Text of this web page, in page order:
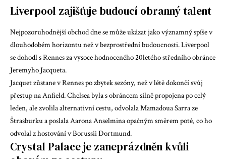
Liverpool zajišťuje budoucí obranný talent
Nejpozoruhodnější obchod dne se může ukázat jako významný spíše v
dlouhodobém horizontu než v bezprostřední budoucnosti. Liverpool
se dohodl s Rennes za vysoce hodnoceného 20letého středního obránce
Jeremyho Jacqueta.
Jacquet zůstane v Rennes po zbytek sezóny, než v létě dokončí svůj
přestup na Anfield. Chelsea byla s obráncem silně propojena po celý
leden, ale zvolila alternativní cestu, odvolala Mamadoua Sarra ze
Štrasburku a poslala Aarona Anselmina opačným směrem poté, co ho
odvolal z hostování v Borussii Dortmund.
Crystal Palace je zaneprázdněn kvůli